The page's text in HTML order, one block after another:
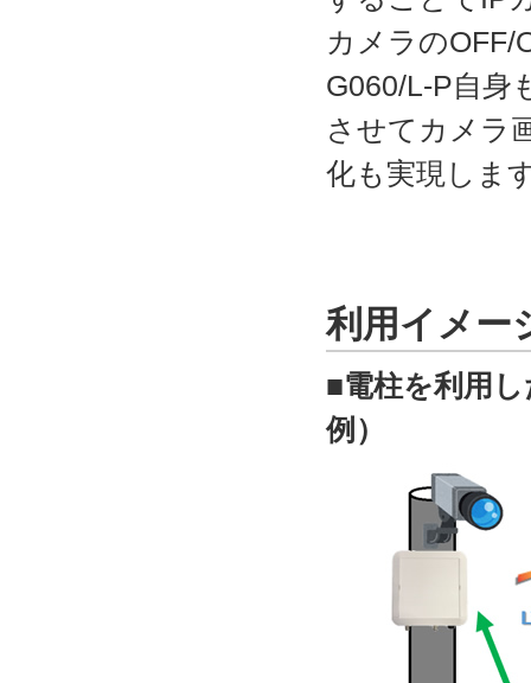
カメラのOFF/
G060/L-P自身
させてカメラ
化も実現しま
利用イメー
■電柱を利用
例）